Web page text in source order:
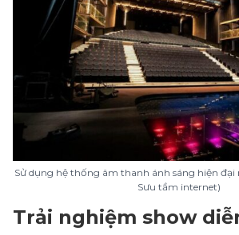
Sử dụng hệ thống âm thanh ánh sáng hiện
Sưu tầm internet)
Trải nghiệm show